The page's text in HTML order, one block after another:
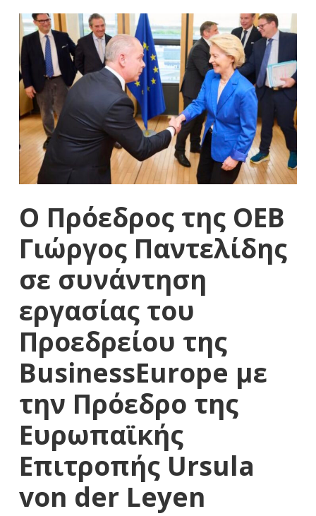
Ο Πρόεδρος της ΟΕΒ
Γιώργος Παντελίδης
σε συνάντηση
εργασίας του
Προεδρείου της
BusinessEurope με
την Πρόεδρο της
Ευρωπαϊκής
Επιτροπής Ursula
von der Leyen